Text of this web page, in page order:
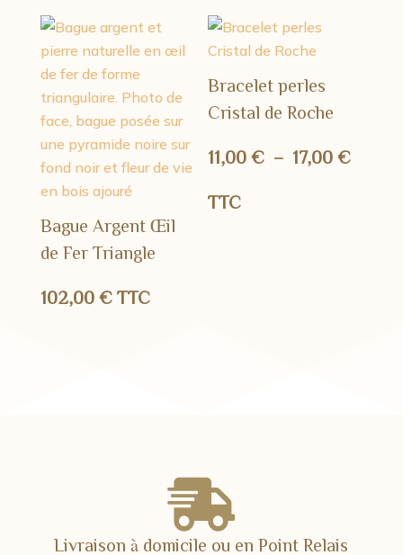
Bague Argent Œil
de Fer Triangle
102,00 € TTC
Bracelet perles
Cristal de Roche
11,00€ – 17,00€Plage
TTC

Livraison à domicile ou en Point Relais